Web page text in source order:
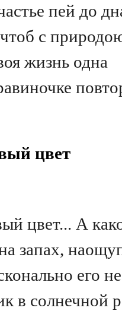
пей до
с
жизнь одна
цвет
цвет... А
запах,
его
в солнечной